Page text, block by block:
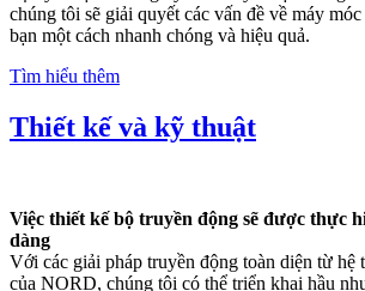
chúng tôi sẽ giải quyết các vấn đề về máy
bạn một cách nhanh chóng và hiệu quả.
Tìm hiểu thêm
Thiết kế và kỹ thuật
Việc thiết kế bộ truyền động sẽ được thực
dàng
Với các giải pháp truyền động toàn diện từ hệ
của NORD, chúng tôi có thể triển khai hầu